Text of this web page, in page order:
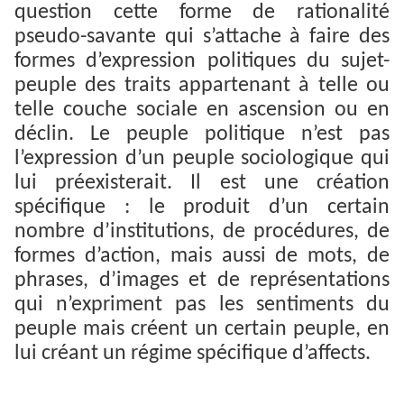
question cette forme de rationalité
pseudo-savante qui s’attache à faire des
formes d’expression politiques du sujet-
peuple des traits appartenant à telle ou
telle couche sociale en ascension ou en
déclin. Le peuple politique n’est pas
l’expression d’un peuple sociologique qui
lui préexisterait. Il est une création
spécifique : le produit d’un certain
nombre d’institutions, de procédures, de
formes d’action, mais aussi de mots, de
phrases, d’images et de représentations
qui n’expriment pas les sentiments du
peuple mais créent un certain peuple, en
lui créant un régime spécifique d’affects.